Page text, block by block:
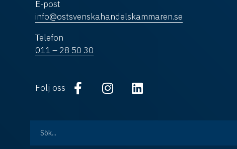
E-post
info@ostsvenskahandelskammaren.se
Telefon
011 – 28 50 30
Följ oss